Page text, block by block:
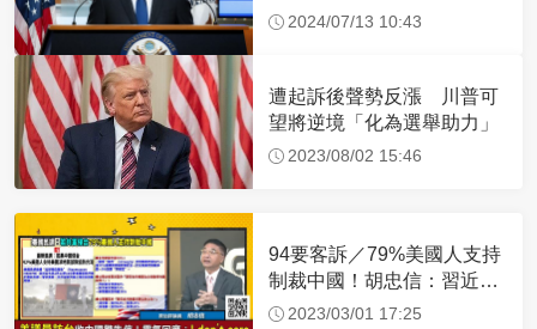
究責任
2024/07/13 10:43
遭起訴後聲勢反漲 川普可
望將逆境「化為選舉助力」
2023/08/02 15:46
94要客訴／79%美國人支持
制裁中國！胡忠信：習近平
沒信心成功侵台
2023/03/01 17:25